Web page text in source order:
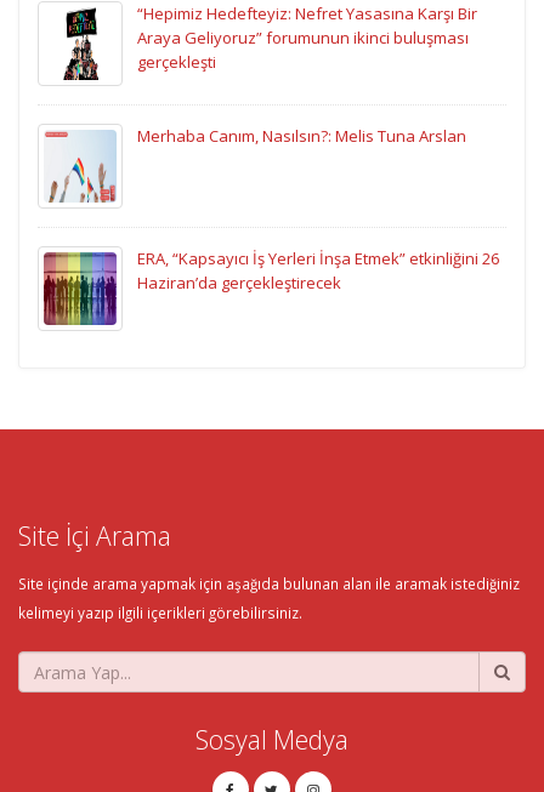
“Hepimiz Hedefteyiz: Nefret Yasasına Karşı Bir
Araya Geliyoruz” forumunun ikinci buluşması
gerçekleşti
Merhaba Canım, Nasılsın?: Melis Tuna Arslan
ERA, “Kapsayıcı İş Yerleri İnşa Etmek” etkinliğini 26
Haziran’da gerçekleştirecek
Site İçi Arama
Site içinde arama yapmak için aşağıda bulunan alan ile aramak istediğiniz
kelimeyi yazıp ilgili içerikleri görebilirsiniz.
Sosyal Medya